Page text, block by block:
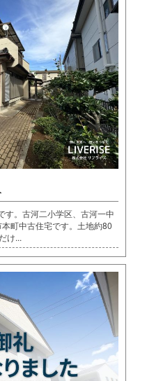
す。古河二小学区、古河一中
町中古住宅です。土地約80
け...